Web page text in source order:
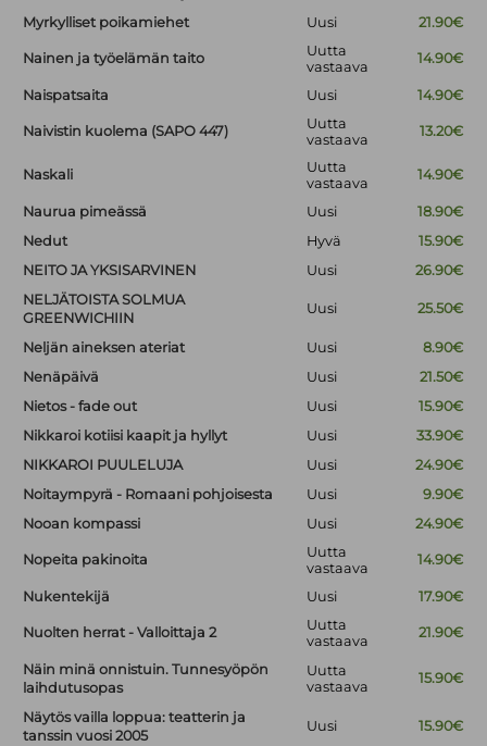
Myrkylliset poikamiehet
Uusi 21.90€
Nainen ja työelämän taito
Uutta
vastaava
14.90€
Naispatsaita Uusi 14.90€
Naivistin kuolema (SAPO 447)
Uutta
vastaava
13.20€
Naskali
Uutta
vastaava
14.90€
Naurua pimeässä Uusi
18.90€
Nedut
Hyvä
15.90€
NEITO JA YKSISARVINEN
Uusi
26.90€
NELJÄTOISTA SOLMUA
GREENWICHIIN
Uusi 25.50€
Neljän aineksen ateriat Uusi
8.90€
Nenäpäivä
Uusi
21.50€
Nietos - fade out
Uusi
15.90€
Nikkaroi kotiisi kaapit ja hyllyt
Uusi
33.90€
NIKKAROI PUULELUJA
Uusi
24.90€
Noitaympyrä - Romaani pohjoisesta
Uusi
9.90€
Nooan kompassi
Uusi 24.90€
Nopeita pakinoita
Uutta
vastaava
14.90€
Nukentekijä Uusi 17.90€
Nuolten herrat - Valloittaja 2
Uutta
vastaava
21.90€
Näin minä onnistuin. Tunnesyöpön
laihdutusopas
Uutta
vastaava
15.90€
Näytös vailla loppua: teatterin ja
tanssin vuosi 2005
Uusi 15.90€